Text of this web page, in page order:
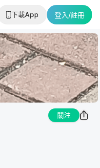
下載App 登入/註冊
關注